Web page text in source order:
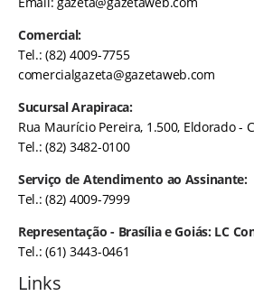
Comercial:
Tel.: (82) 4009-7755
comercialgazeta@gazetaweb.com
Sucursal Arapiraca:
Rua Maurício Pereira, 1.500, Eldorado -
Tel.: (82) 3482-0100
Serviço de Atendimento ao Assinante:
Tel.: (82) 4009-7999
Representação - Brasília e Goiás: LC
Tel.: (61) 3443-0461
Links